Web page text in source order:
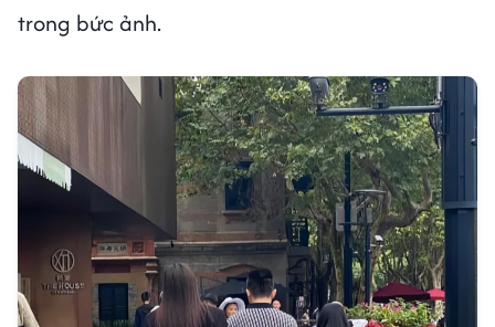
trong bức ảnh.